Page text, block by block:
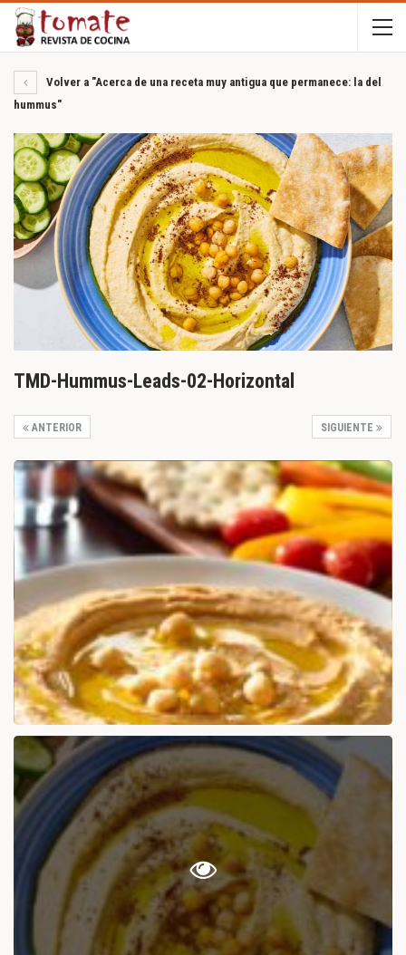
Volver a "Acerca de una receta muy antigua que permanece: la del
hummus"
TMD-Hummus-Leads-02-Horizontal
SIGUIENTE
ANTERIOR